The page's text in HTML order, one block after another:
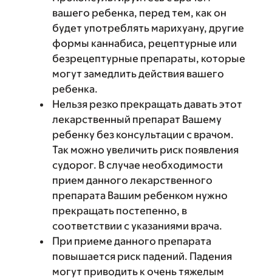
вашего ребенка, перед тем, как он
будет употреблять марихуану, другие
формы каннабиса, рецептурные или
безрецептурные препараты, которые
могут замедлить действия вашего
ребенка.
Нельзя резко прекращать давать этот
лекарственный препарат Вашему
ребенку без консультации с врачом.
Так можно увеличить риск появления
судорог. В случае необходимости
прием данного лекарственного
препарата Вашим ребенком нужно
прекращать постепенно, в
соответствии с указаниями врача.
При приеме данного препарата
повышается риск падений. Падения
могут приводить к очень тяжелым